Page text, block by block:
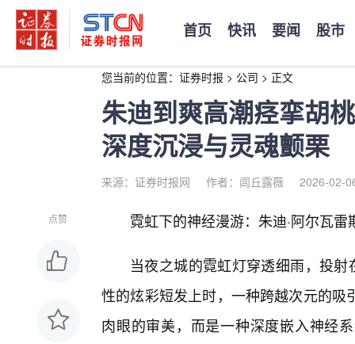
首页 快讯 要闻 股市
您当前的位置： 证券时报 > 公司 > 正文
朱迪到爽高潮痉挛胡
深度沉浸与灵魂颤栗
来源：证券时报网 作者：闾丘露薇 2026-02-
点赞 霓虹下的神经漫游：朱迪·阿尔瓦
当夜之城的霓虹灯穿透细雨，投
性的炫彩短发上时，一种跨越次元的
肉眼的审美，而是一种深度嵌入神经